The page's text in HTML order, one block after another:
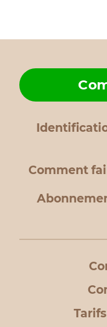
Comment